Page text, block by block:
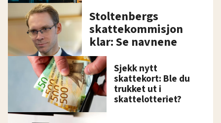
Stoltenbergs
skattekommisjon
klar: Se navnene
Sjekk nytt
skattekort: Ble du
trukket ut i
skattelotteriet?